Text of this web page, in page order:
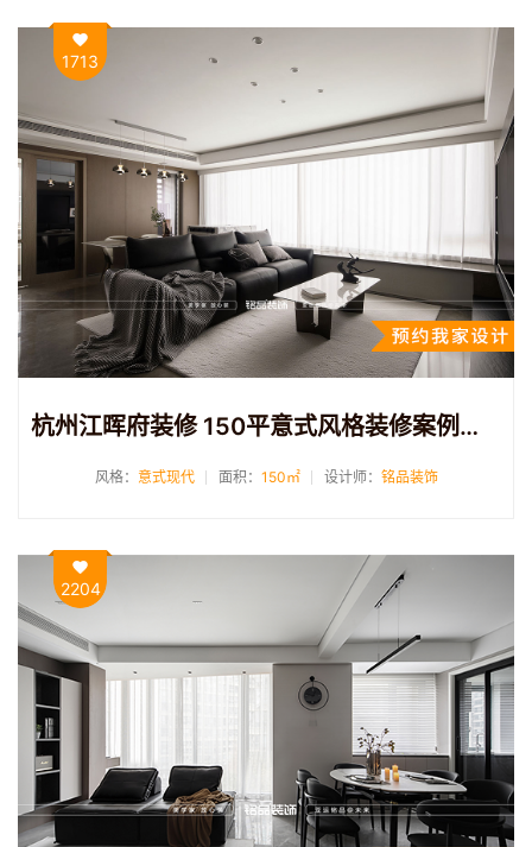
1713
杭州江晖府装修 150平意式风格装修案例分享
风格： 意式现代 面积： 150㎡ 设计师： 铭品装饰
2204